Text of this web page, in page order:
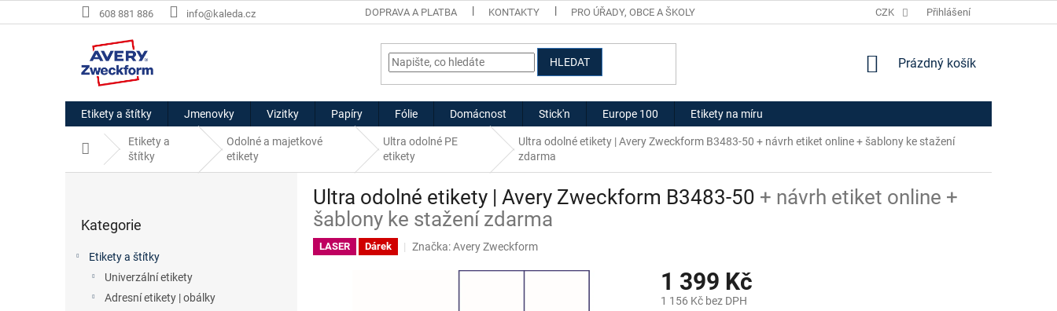
na
608 881 886 info@kaleda.cz DOPRAVA A PLATBA KONTAKTY PRO ÚŘADY, OBCE A ŠKOLY HODNOCENÍ OBCHODU
CZK Přihlášení
HLEDAT
NÁKUPNÍ
Prázdný košík
Etikety a štítky Jmenovky Vizitky Papíry Fólie Domácnost Stick'n Europe 100 Etikety na míru
Domů
Etikety a
štítky
Odolné a majetkové
etikety
Ultra odolné PE
etikety
Ultra odolné etikety | Avery Zweckform B3483-50 + návrh etiket online + šablony ke stažení
zdarma
kategorie
Kategorie
Etikety a štítky
Univerzální etikety
Adresní etikety | obálky
Ultra odolné etikety | Avery Zweckform B3483-50 + návrh etiket online +
šablony ke stažení zdarma
LASER Dárek Značka:Avery Zweckform
1 399 Kč
1 156 Kč bez DPH